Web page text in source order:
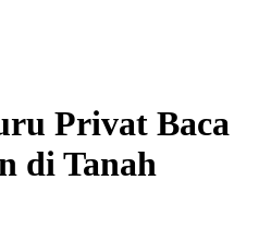
Privat Baca
di Tanah